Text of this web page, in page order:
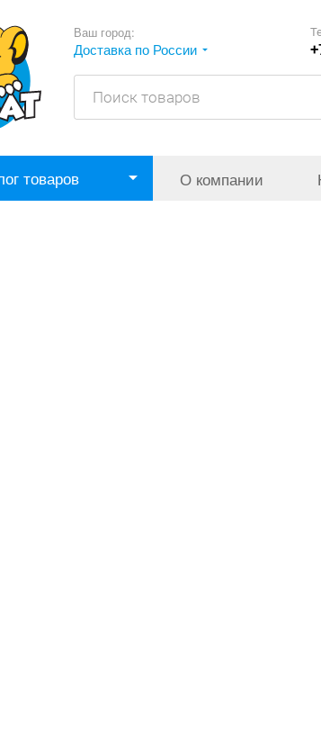
Ваш город:
Доставка по России
товаров О компании